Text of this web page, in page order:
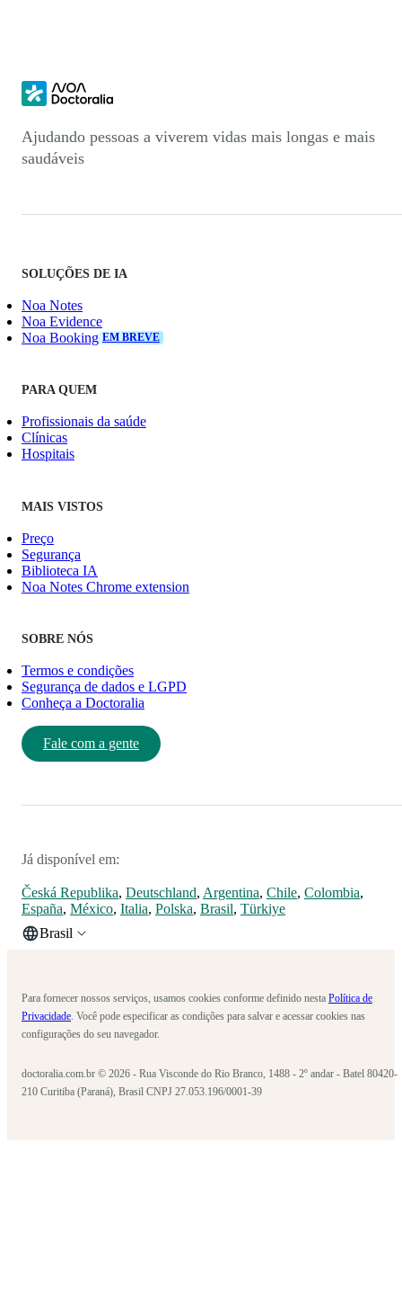
Ajudando pessoas a viverem vidas mais longas e mais
saudáveis
SOLUÇÕES DE IA
Noa Notes
Noa Evidence
Noa Booking EM BREVE
PARA QUEM
Profissionais da saúde
Clínicas
Hospitais
MAIS VISTOS
Preço
Segurança
Biblioteca IA
Noa Notes Chrome extension
SOBRE NÓS
Termos e condições
Segurança de dados e LGPD
Conheça a Doctoralia
Fale com a gente
Já disponível em:
Česká Republika, Deutschland, Argentina, Chile, Colombia,
España, México, Italia, Polska, Brasil, Türkiye
Brasil
Para fornecer nossos serviços, usamos cookies conforme definido nesta Política de
Privacidade. Você pode especificar as condições para salvar e acessar cookies nas
configurações do seu navegador.
doctoralia.com.br © 2026 - Rua Visconde do Rio Branco, 1488 - 2º andar - Batel 80420-
210 Curitiba (Paraná), Brasil CNPJ 27.053.196/0001-39